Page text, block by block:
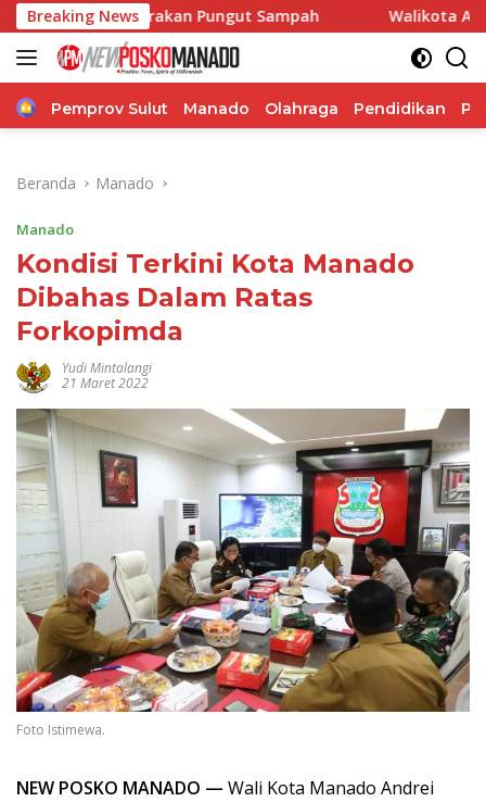
Langsung
ke
konten
Breaking News
Pungut Sampah Walikota Andrei Angouw,
Home
Pemprov Sulut Manado Olahraga Pendidikan
Beranda Manado
Manado
Kondisi Terkini Kota Manado
Dibahas Dalam Ratas
Forkopimda
Yudi Mintalangi
21 Maret 2022
Foto Istimewa.
NEW POSKO MANADO — Wali Kota Manado Andrei